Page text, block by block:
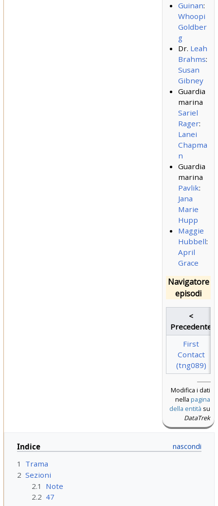
Guinan:
Whoopi
Goldber
g
Dr. Leah
Brahms:
Susan
Gibney
Guardia
marina
Sariel
Rager:
Lanei
Chapma
n
Guardia
marina
Pavlik:
Jana
Marie
Hupp
Maggie
Hubbell:
April
Grace
Navigatore
episodi
<
Precedente
First
Contact
(tng089)
Modifica i dati
nella pagina
della entità su
DataTrek
Indice
1
Trama
2 Sezioni
2.1
Note
2.2 47